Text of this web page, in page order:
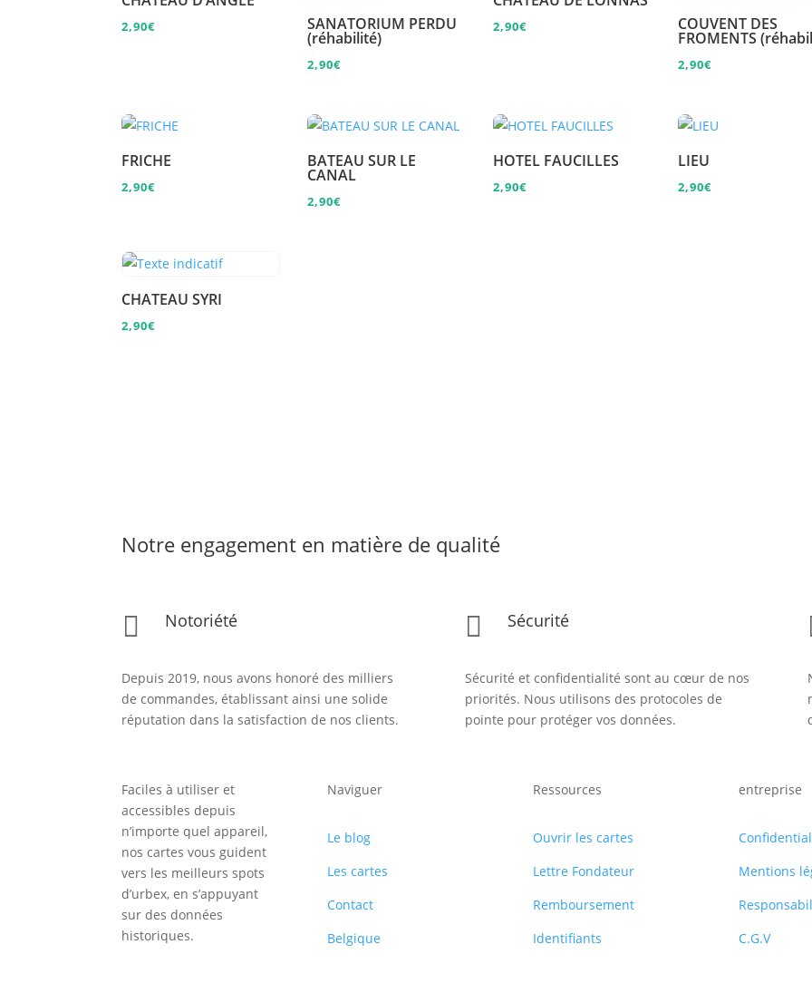
2,90€ SANATORIUM PERDU
(réhabilité)
2,90€
2,90€ COUVENT DES
FROMENTS
2,90€
FRICHE
2,90€
BATEAU SUR LE
CANAL
2,90€
HOTEL FAUCILLES
2,90€
LIEU
2,90€
CHATEAU SYRI
2,90€
Notre engagement en matière de qualité
 Notoriété
Depuis 2019, nous avons honoré des milliers
de commandes, établissant ainsi une solide
réputation dans la satisfaction de nos clients.
 Sécurité
Sécurité et confidentialité sont au cœur de nos
priorités. Nous utilisons des protocoles de
pointe pour protéger vos données.
Faciles à utiliser et
accessibles depuis
n’importe quel appareil,
nos cartes vous guident
vers les meilleurs spots
d’urbex, en s’appuyant
sur des données
historiques.
Naviguer
Le blog
Les cartes
Contact
Belgique
Ressources
Ouvrir les cartes
Lettre Fondateur
Remboursement
Identifiants
entreprise
Mentions
C.G.V